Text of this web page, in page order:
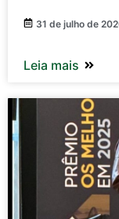
31 de julho de
Leia mais